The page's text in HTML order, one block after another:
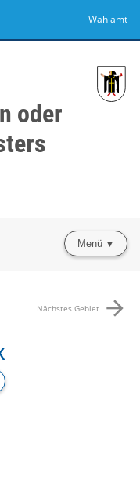
Wahlamt
oder
Menü
Nächstes Gebiet arrow_forward